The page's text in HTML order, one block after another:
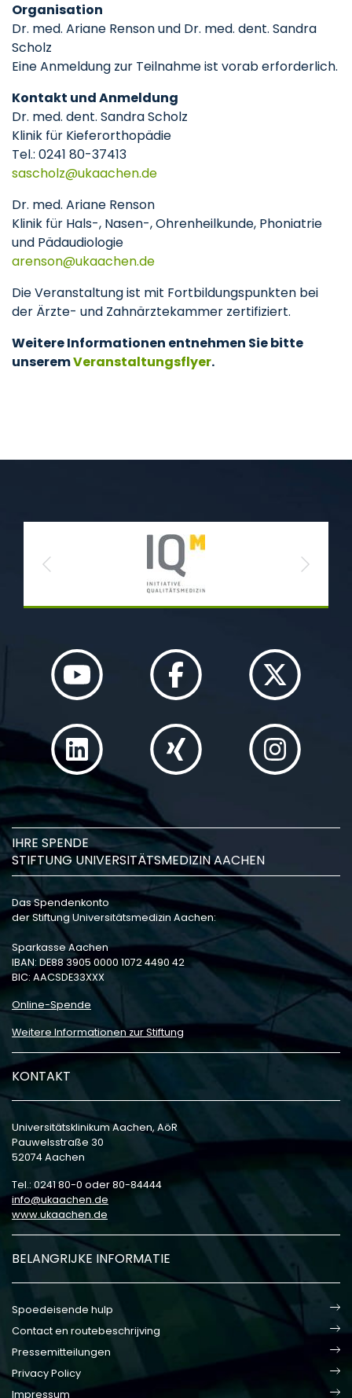
Organisation
Dr. med. Ariane Renson und Dr. med. dent. Sandra
Scholz
Eine Anmeldung zur Teilnahme ist vorab erforderlich.
Kontakt und Anmeldung
Dr. med. dent. Sandra Scholz
Klinik für Kieferorthopädie
Tel.: 0241 80-37413
sascholz
ukaachende
Dr. med. Ariane Renson
Klinik für Hals-, Nasen-, Ohrenheilkunde, Phoniatrie
und Pädaudiologie
arenson
ukaachende
Die Veranstaltung ist mit Fortbildungspunkten bei
der Ärzte- und Zahnärztekammer zertifiziert.
Weitere Informationen entnehmen Sie bitte
unseremVeranstaltungsflyer.
Previous Next
IHRE SPENDE
STIFTUNG UNIVERSITÄTSMEDIZIN AACHEN
Das Spendenkonto
der Stiftung Universitätsmedizin Aachen:
Sparkasse Aachen
IBAN: DE88 3905 0000 1072 4490 42
BIC: AACSDE33XXX
Online-Spende
Weitere Informationen zur Stiftung
KONTAKT
Universitätsklinikum Aachen, AöR
Pauwelsstraße 30
52074 Aachen
Tel.: 0241 80-0 oder 80-84444
info
ukaachen de
www.ukaachen.de
BELANGRIJKE INFORMATIE
Spoedeisende hulp
Contact en routebeschrijving
Pressemitteilungen
Privacy Policy
Impressum